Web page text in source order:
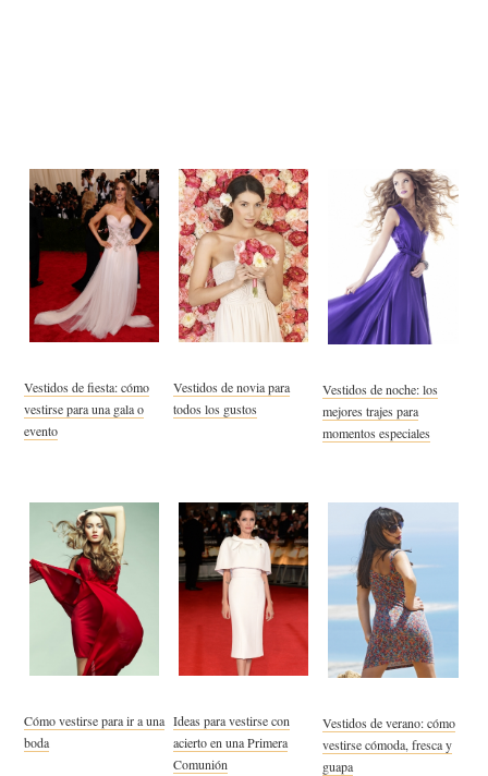
Vestidos de fiesta: cómo
vestirse para una gala o
evento
Vestidos de novia para
todos los gustos
Vestidos de noche: los
mejores trajes para
momentos especiales
Cómo vestirse para ir a una
boda
Ideas para vestirse con
acierto en una Primera
Comunión
Vestidos de verano: cómo
vestirse cómoda, fresca y
guapa